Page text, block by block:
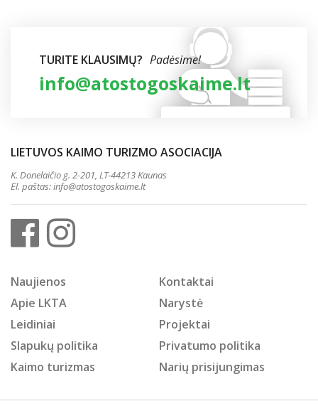
TURITE KLAUSIMŲ? Padėsime!
info@atostogoskaime.lt
LIETUVOS KAIMO TURIZMO ASOCIACIJA
K. Donelaičio g. 2-201, LT-44213 Kaunas
El. paštas:info@atostogoskaime.lt
Naujienos
Kontaktai
Apie LKTA
Narystė
Leidiniai
Projektai
Slapukų politika
Privatumo politika
Kaimo turizmas
Narių prisijungimas